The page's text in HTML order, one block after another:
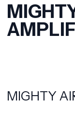
MIGHTY